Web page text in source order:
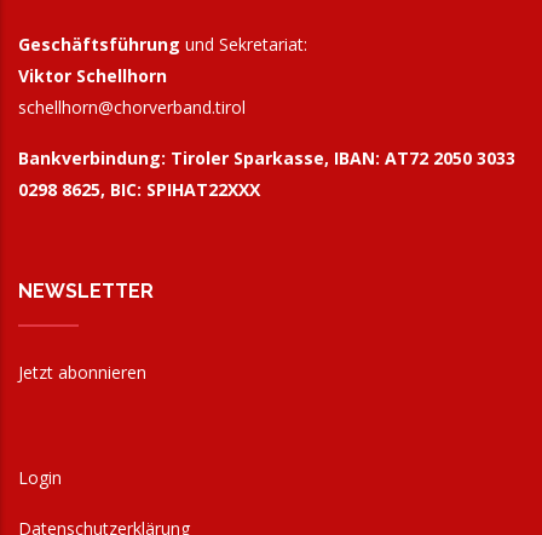
Geschäftsführung und Sekretariat:
Viktor Schellhorn
schellhorn@chorverband.tirol
Bankverbindung: Tiroler Sparkasse, IBAN: AT72 2050 3033
0298 8625, BIC: SPIHAT22XXX
NEWSLETTER
Jetzt abonnieren
Login
Datenschutzerklärung